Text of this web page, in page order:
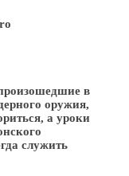
в
оружия,
а уроки
служить